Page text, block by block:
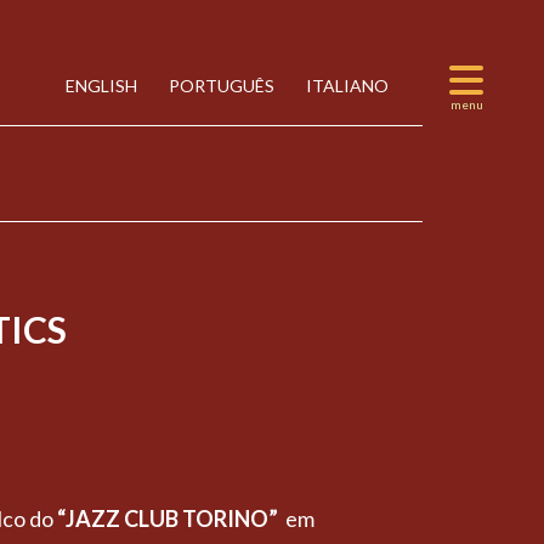
ENGLISH PORTUGUÊS ITALIANO
do“JAZZ CLUB TORINO” em